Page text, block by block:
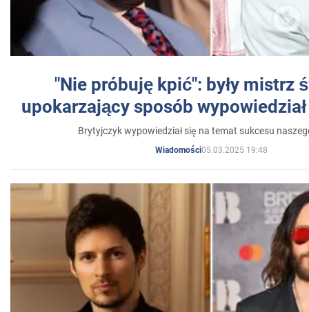
"Nie próbuję kpić": były mistrz
upokarzający sposób
Brytyjczyk wypowiedział się na temat sukcesu
Wiadomości05.03.2025 19:48